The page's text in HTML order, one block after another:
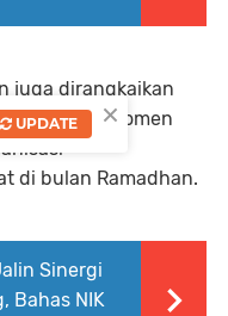
juga dirangkaikan
menjadi momen
di bulan Ramadhan.
Sinergi
Bahas NIK
×
UPDATE